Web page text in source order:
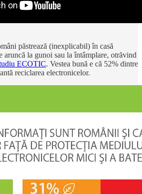
păstrează (inexplicabil) în casă
aruncă la gunoi sau la întâmplare, otrăvind
ECOTIC. Vestea bună e că 52% dintre
reciclarea electronicelor.